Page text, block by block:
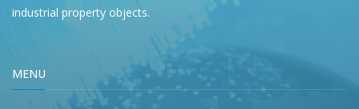
industrial property objects.
MENU